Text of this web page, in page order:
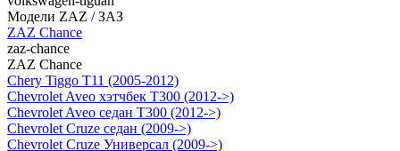
Модели ZAZ / ЗАЗ
ZAZ Chance
zaz-chance
ZAZ Chance
Chery Tiggo T11 (2005-2012)
Chevrolet Aveo хэтчбек Т300 (2012->)
Chevrolet Aveo седан Т300 (2012->)
Chevrolet Cruze седан (2009->)
Chevrolet Cruze Универсал (2009->)